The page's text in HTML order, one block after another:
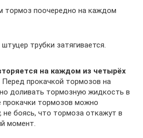
тормоз поочередно на каждом
трубки затягивается.
на каждом из четырёх
Перед прокачкой тормозов на
доливать тормозную жидкость в
прокачки тормозов можно
не боясь, что тормоза откажут в
момент.